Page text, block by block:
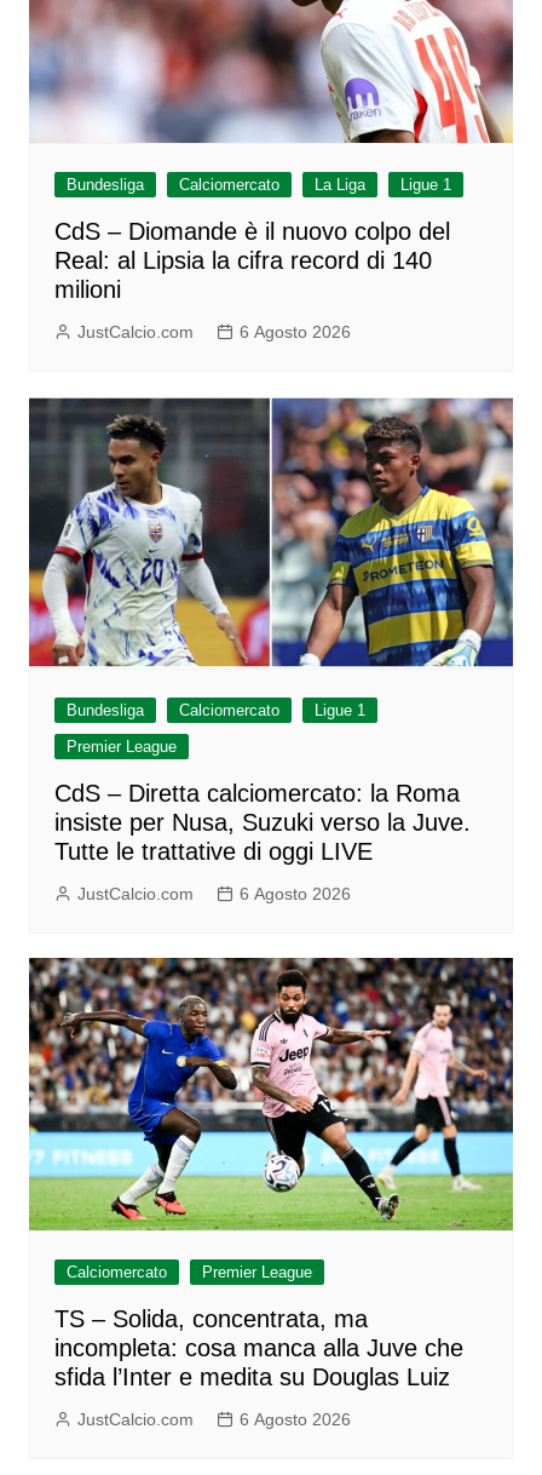
Bundesliga Calciomercato La Liga Ligue 1
CdS – Diomande è il nuovo colpo del
Real: al Lipsia la cifra record di 140
milioni
JustCalcio.com 6 Agosto 2026
Bundesliga Calciomercato
Ligue 1
Premier League
CdS – Diretta calciomercato: la Roma
insiste per Nusa, Suzuki verso la Juve.
Tutte le trattative di oggi LIVE
JustCalcio.com 6 Agosto 2026
Calciomercato Premier League
TS – Solida, concentrata, ma
incompleta: cosa manca alla Juve che
sfida l’Inter e medita su Douglas Luiz
JustCalcio.com 6 Agosto 2026